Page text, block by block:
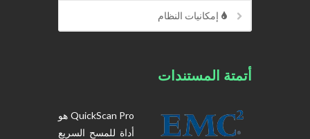
إمكانيات النظام
أتمتة المستندات
QuickScan Pro هو
أداة للمسح السريع